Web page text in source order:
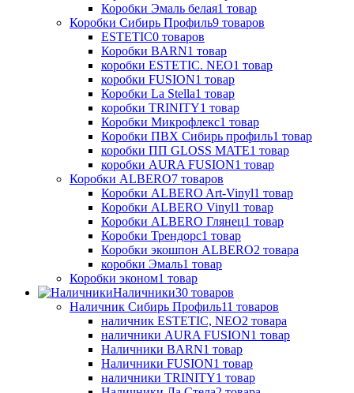
Коробки Эмаль белая1 товар
Коробки Сибирь Профиль9 товаров
ESTETIC0 товаров
Коробки BARN1 товар
коробки ESTETIC. NEO1 товар
коробки FUSION1 товар
Коробки La Stella1 товар
коробки TRINITY1 товар
Коробки Микрофлекс1 товар
Коробки ПВХ Сибирь профиль1 товар
коробки ПП GLOSS MATE1 товар
коробки AURA FUSION1 товар
Коробки ALBERO7 товаров
Коробки ALBERO Art-Vinyl1 товар
Коробки ALBERO Vinyl1 товар
Коробки ALBERO Глянец1 товар
Коробки Трендорс1 товар
Коробки экошпон ALBERO2 товара
коробки Эмаль1 товар
Коробки эконом1 товар
Наличники30 товаров
Наличник Сибирь Профиль11 товаров
наличник ESTETIC, NEO2 товара
наличники AURA FUSION1 товар
Наличники BARN1 товар
Наличники FUSION1 товар
наличники TRINITY1 товар